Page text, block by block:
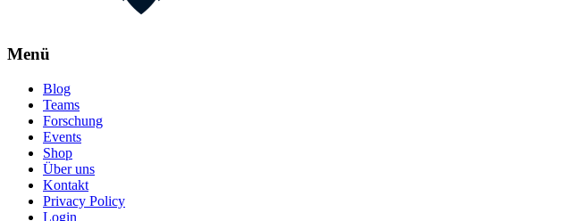
Menü
Blog
Teams
Forschung
Events
Shop
Über uns
Kontakt
Privacy Policy
Login